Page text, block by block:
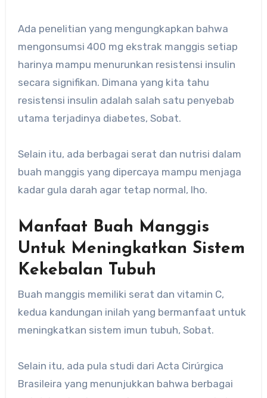
Ada penelitian yang mengungkapkan bahwa
mengonsumsi 400 mg ekstrak manggis setiap
harinya mampu menurunkan resistensi insulin
secara signifikan. Dimana yang kita tahu
resistensi insulin adalah salah satu penyebab
utama terjadinya diabetes, Sobat.
Selain itu, ada berbagai serat dan nutrisi dalam
buah manggis yang dipercaya mampu menjaga
kadar gula darah agar tetap normal, lho.
Manfaat Buah Manggis
Untuk Meningkatkan Sistem
Kekebalan Tubuh
Buah manggis memiliki serat dan vitamin C,
kedua kandungan inilah yang bermanfaat untuk
meningkatkan sistem imun tubuh, Sobat.
Selain itu, ada pula studi dari Acta Cirúrgica
Brasileira yang menunjukkan bahwa berbagai